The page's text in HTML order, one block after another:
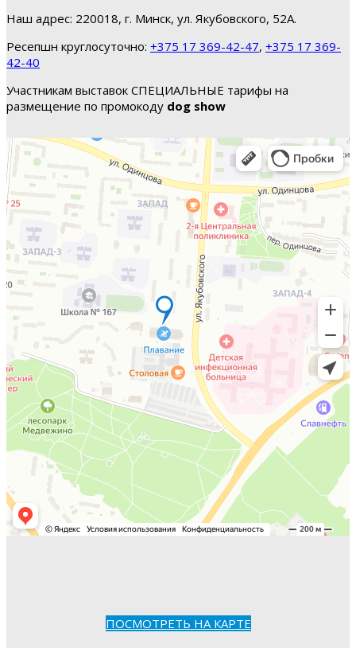
Наш адрес: 220018, г. Минск, ул. Якубовского, 52А.
Ресепшн круглосуточно: +375 17 369-42-47, +375 17 369-
42-40
Участникам выставок СПЕЦИАЛЬНЫЕ тарифы на
размещение по промокоду dog show
ПОСМОТРЕТЬ НА КАРТЕ